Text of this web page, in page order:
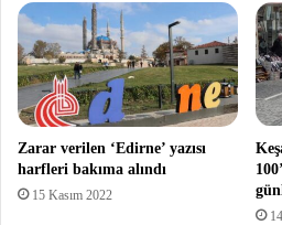
Zarar verilen ‘Edirne’ yazısı
harfleri bakıma alındı
15 Kasım 2022